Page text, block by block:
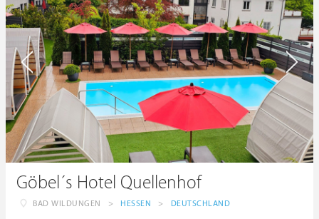
Göbel´s Hotel Quellenhof
BAD WILDUNGEN > HESSEN > DEUTSCHLAND